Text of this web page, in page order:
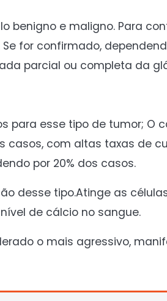
benigno e maligno. Para
for confirmado,
parcial ou completa da
para esse tipo de tumor; O
casos, com altas taxas de
por 20% dos casos.
desse tipo.Atinge as
de cálcio no sangue.
o mais agressivo,